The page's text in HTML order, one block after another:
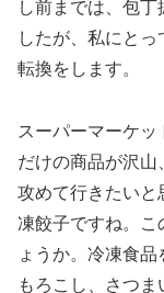
し前までは、包
したが、私にと
転換をします。
スーパーマーケ
だけの商品が沢山
攻めて行きたいと
凍餃子ですね。こ
ょうか。冷凍食
もろこし、さつ